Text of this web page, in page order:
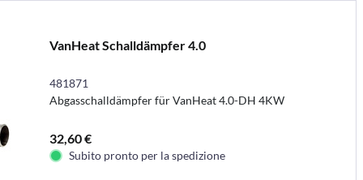
VanHeat Schalldämpfer 4.0
481871
Abgasschalldämpfer für VanHeat 4.0-DH 4KW
32,60 €
Subito pronto per la spedizione